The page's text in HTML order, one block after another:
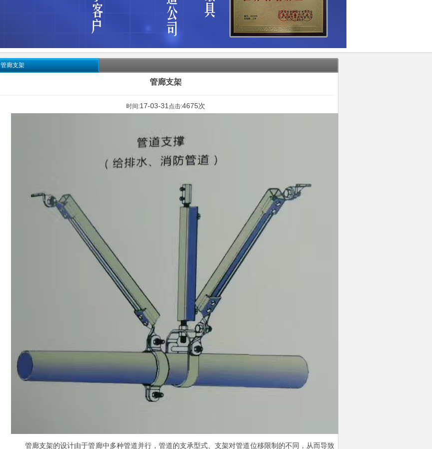
管廊支架
管廊支架
时间:17-03-31 点击:4675次
管廊支架的设计由于管廊中多种管道并行，管道的支承型式、支架对管道位移限制的不同，从而导致